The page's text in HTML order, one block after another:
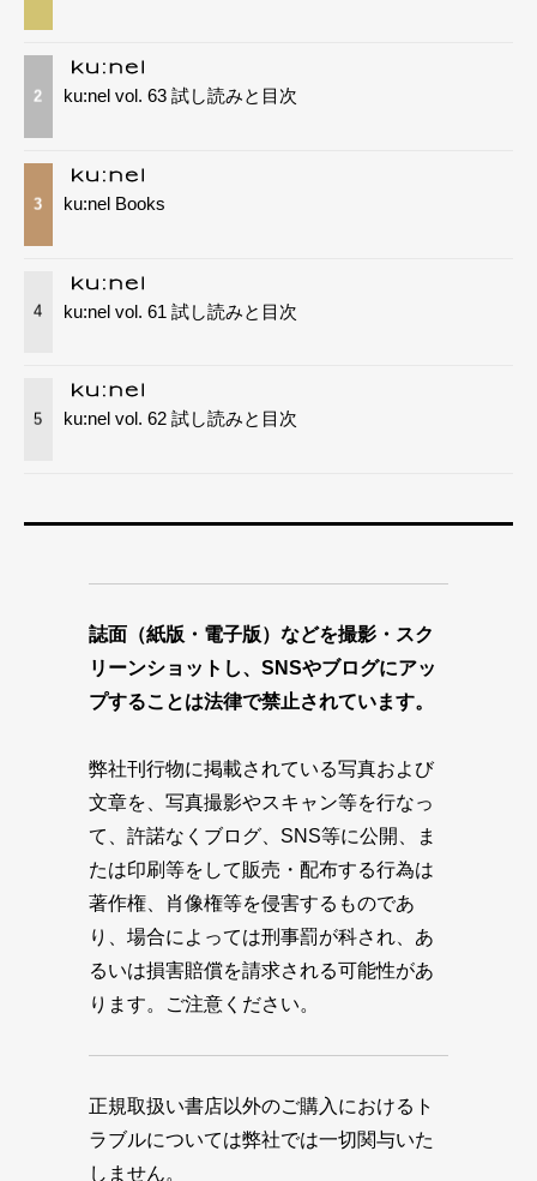
2 ku:nel vol. 63 試し読みと目次
3 ku:nel Books
4 ku:nel vol. 61 試し読みと目次
5 ku:nel vol. 62 試し読みと目次
誌面（紙版・電子版）などを撮影・スク
リーンショットし、SNSやブログにアッ
プすることは法律で禁止されています。
弊社刊行物に掲載されている写真および
文章を、写真撮影やスキャン等を行なっ
て、許諾なくブログ、SNS等に公開、ま
たは印刷等をして販売・配布する行為は
著作権、肖像権等を侵害するものであ
り、場合によっては刑事罰が科され、あ
るいは損害賠償を請求される可能性があ
ります。ご注意ください。
正規取扱い書店以外のご購入におけるト
ラブルについては弊社では一切関与いた
しません。